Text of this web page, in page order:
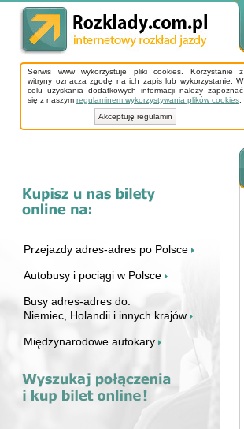
Serwis www wykorzystuje pliki cookies. Korzystanie z
witryny oznacza zgodę na ich zapis lub wykorzystanie. W
celu uzyskania dodatkowych informacji należy zapoznać
się z naszym regulaminem wykorzystywania plików cookies
Akceptuję regulamin
Przejazdy adres-adres po Polsce
Autobusy i pociągi w Polsce
Busy adres-adres do:
Niemiec, Holandii i innych krajów
Międzynarodowe autokary